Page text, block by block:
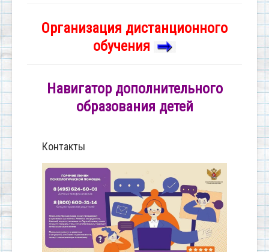
Организация дистанционного
обучения
Навигатор дополнительного
образования детей
Контакты